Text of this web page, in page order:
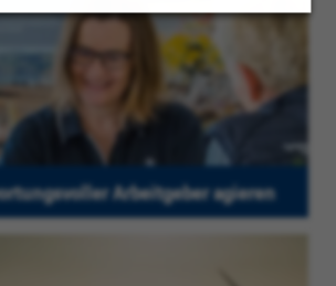
Arbeitgeber agieren